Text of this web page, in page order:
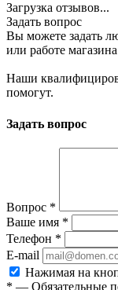
Загрузка отзывов...
Задать вопрос
Вы можете задать
или работе
Наши
помогут.
Задать вопрос
Вопрос *
Ваше имя *
Телефон *
E-mail
Нажимая на
* — Обязательные